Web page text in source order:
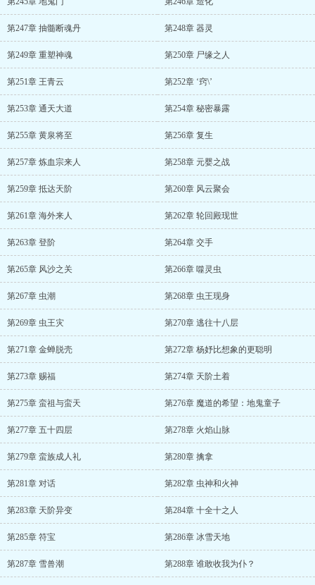
第247章 抽髓断魂丹 第248章 器灵
第249章 重塑神魂 第250章 尸缘之人
第251章 王青云 第252章 ‘窍\’
第253章 通天大道 第254章 秘密暴露
第255章 黄泉将至 第256章 复生
第257章 炼血宗来人 第258章 元婴之战
第259章 抵达天阶 第260章 风云聚会
第261章 海外来人 第262章 轮回殿现世
第263章 登阶 第264章 交手
第265章 风沙之关 第266章 噬灵虫
第267章 虫潮 第268章 虫王现身
第269章 虫王灾 第270章 逃往十八层
第271章 金蝉脱壳 第272章 杨妤比想象的更聪明
第273章 赐福 第274章 天阶土着
第275章 蛮祖与蛮天 第276章 魔道的希望：地鬼童子
第277章 五十四层 第278章 火焰山脉
第279章 蛮族成人礼 第280章 擒拿
第281章 对话 第282章 虫神和火神
第283章 天阶异变 第284章 十全十之人
第285章 符宝 第286章 冰雪天地
第287章 雪兽潮 第288章 谁敢收我为仆？